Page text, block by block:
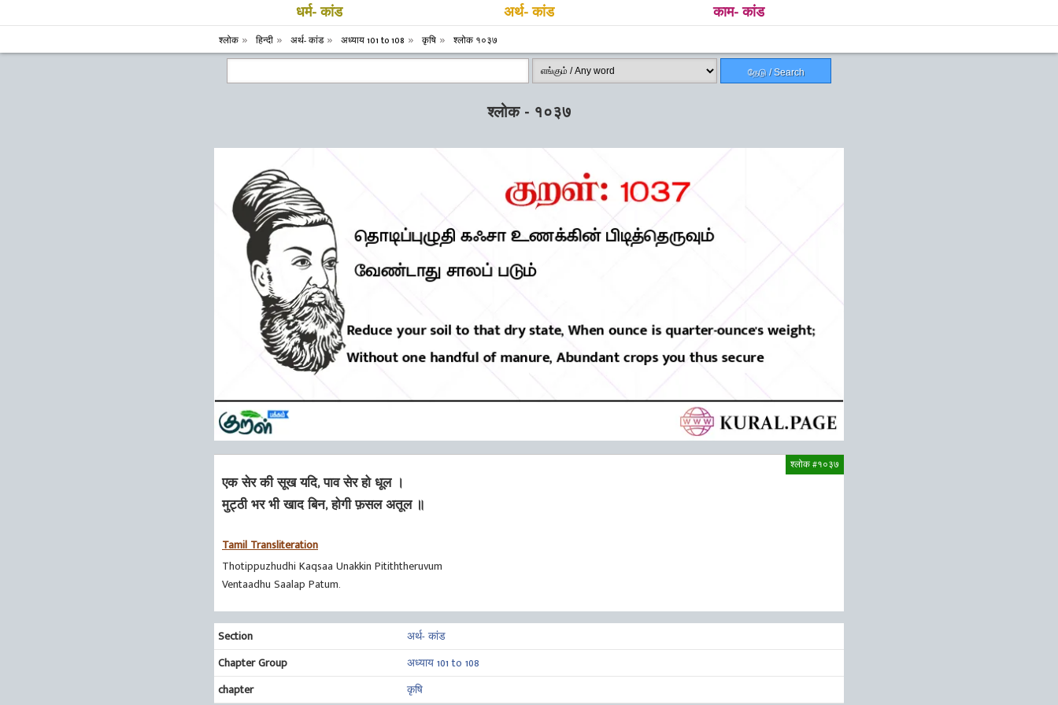
धर्म- कांड अर्थ- कांड काम- कांड
श्लोक हिन्दी अर्थ- कांड अध्याय 101 to 108 कृषि श्लोक १०३७
தேடு / Search
श्लोक - १०३७
श्लोक #१०३७
एक सेर की सूख यदि, पाव सेर हो धूल ।
मुट्‍ठी भर भी खाद बिन, होगी फ़सल अतूल ॥
Tamil Transliteration
Thotippuzhudhi Kaqsaa Unakkin Pitiththeruvum
Ventaadhu Saalap Patum.
Section
अर्थ- कांड
Chapter Group
अध्याय 101 to 108
chapter
कृषि